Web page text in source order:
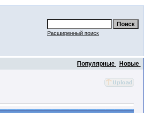
Расширенный поиск
Популярные
Новые